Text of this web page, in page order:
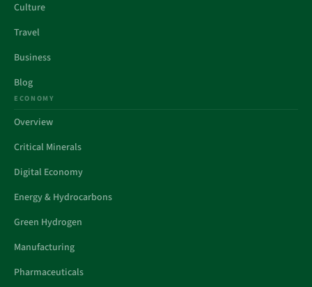
Culture
Travel
Business
Blog
ECONOMY
Overview
Critical Minerals
Digital Economy
Energy & Hydrocarbons
Green Hydrogen
Manufacturing
Pharmaceuticals